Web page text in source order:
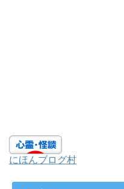
にほんブログ村